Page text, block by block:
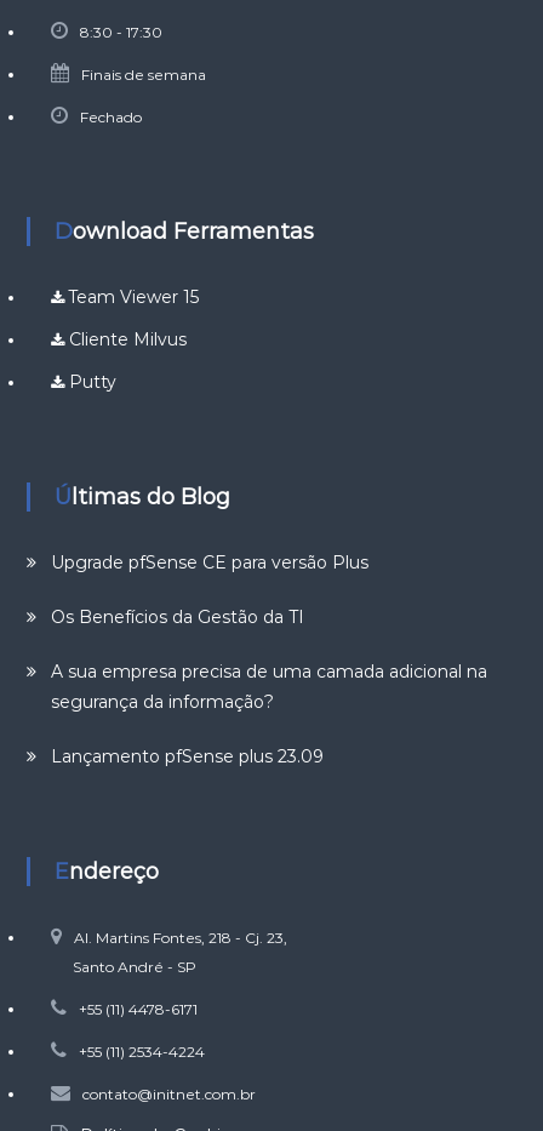
8:30 - 17:30
Finais de semana
Fechado
Download Ferramentas
Team Viewer 15
Cliente Milvus
Putty
Últimas do Blog
Upgrade pfSense CE para versão Plus
Os Benefícios da Gestão da TI
A sua empresa precisa de uma camada adicional na
segurança da informação?
Lançamento pfSense plus 23.09
Endereço
Al. Martins Fontes, 218 - Cj. 23,
Santo André - SP
+55 (11) 4478-6171
+55 (11) 2534-4224
contato@initnet.com.br